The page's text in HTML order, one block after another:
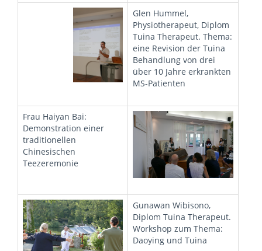
Glen Hummel,
Physiotherapeut, Diplom
Tuina Therapeut. Thema:
eine Revision der Tuina
Behandlung von drei
über 10 Jahre erkrankten
MS-Patienten
Frau Haiyan Bai:
Demonstration einer
traditionellen
Chinesischen
Teezeremonie
Gunawan Wibisono,
Diplom Tuina Therapeut.
Workshop zum Thema:
Daoying und Tuina